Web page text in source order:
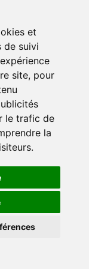
et
de suivi
site, pour
le trafic de
la